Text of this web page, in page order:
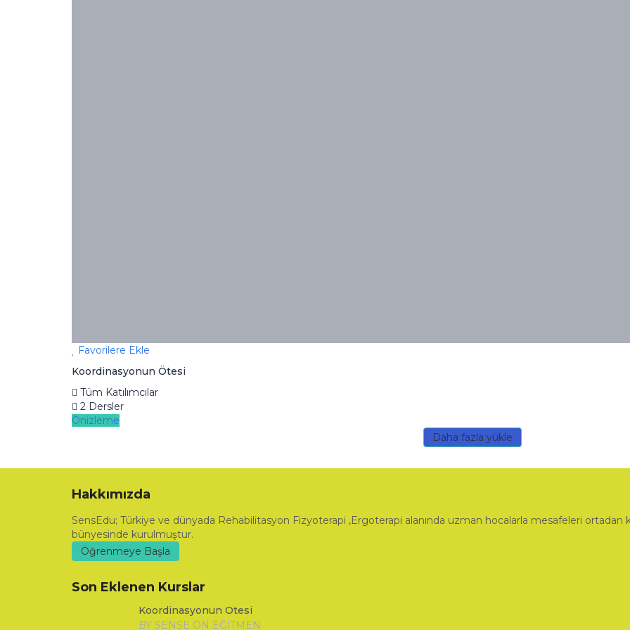
Favorilere Ekle
Koordinasyonun Ötesi
Tüm Katılımcılar
2 Dersler
Önizleme
Daha fazla yükle
Hakkımızda
SensEdu; Türkiye ve dünyada Rehabilitasyon Fizyoterapi ,Ergoterapi alanında uzman hocalarla mesafeleri ortadan
bünyesinde kurulmuştur.
Öğrenmeye Başla
Son Eklenen Kurslar
Koordinasyonun Ötesi
BY SENSE ON EĞITMEN